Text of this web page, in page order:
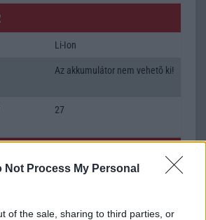
Not Process My Personal
of the sale, sharing to third parties, or
Li-Ion
Az akkumulátor nem vehetõ ki!
27